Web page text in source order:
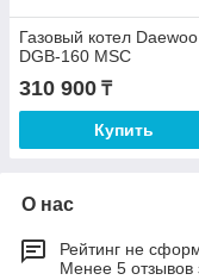
Газовый котел Daewoo
DGB-160 MSC
310 900 ₸
Купить
О нас
Рейтинг не
Менее 5 отзывов